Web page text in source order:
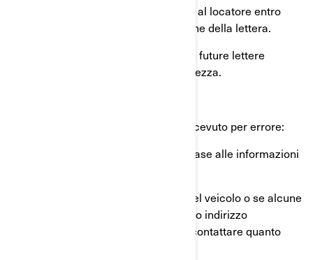
inviare una copia di questa lettera al locatore entro
dieci giorni lavorativi dalla ricezione della lettera.
Procedere allo stesso modo per le future lettere
relative a questo richiamo di sicurezza.
Cosa fare se questo avviso è stato ricevuto per errore:
Il presente avviso è stato inviato in base alle informazioni
Qualora non fosse più proprietario del veicolo o se alcune
informazioni riguardanti il suo nome o indirizzo
risultassero errate, la preghiamo di contattare quanto